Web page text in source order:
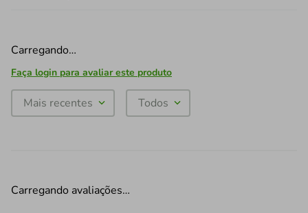
Carregando…
Faça login para avaliar este produto
Mais recentes Todos
Carregando avaliações…